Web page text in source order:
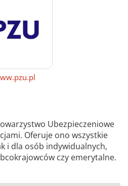
Ubezpieczeniowe
Oferuje ono wszystkie
i dla osób indywidualnych,
czy emerytalne.